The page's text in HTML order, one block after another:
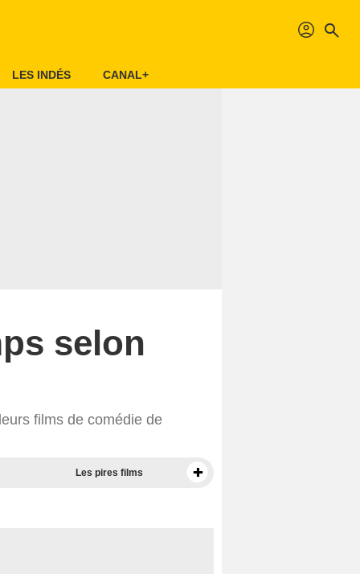
profil search
LES INDÉS CANAL+
selon
films de comédie de
Les pires films